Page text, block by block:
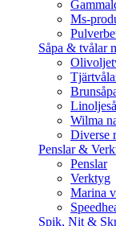
Ms-
Såpa & tvålar
Wilma
Diverse
Penslar &
Penslar
Verktyg
Marina
Spik, Nit &